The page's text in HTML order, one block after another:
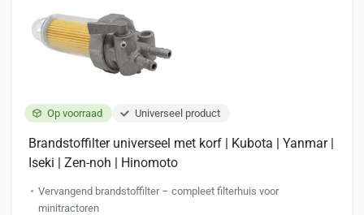
op
productpagina
Op voorraad Universeel product
Brandstoffilter universeel met korf | Kubota | Yanmar |
Iseki | Zen-noh | Hinomoto
Vervangend brandstoffilter – compleet filterhuis voor
minitractoren